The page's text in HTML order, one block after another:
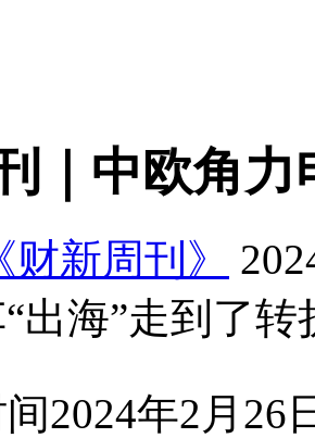
｜中欧角
财新周刊》
出海”走到了转
2024年2月26